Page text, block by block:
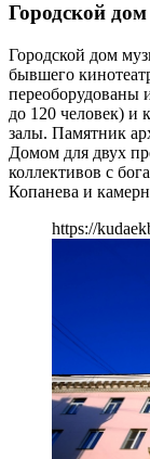
Городской
Городской дом
бывшего
переоборудованы
до 120 человек) и
залы. Памятник
Домом для двух
коллективов с
Копанева и
https://